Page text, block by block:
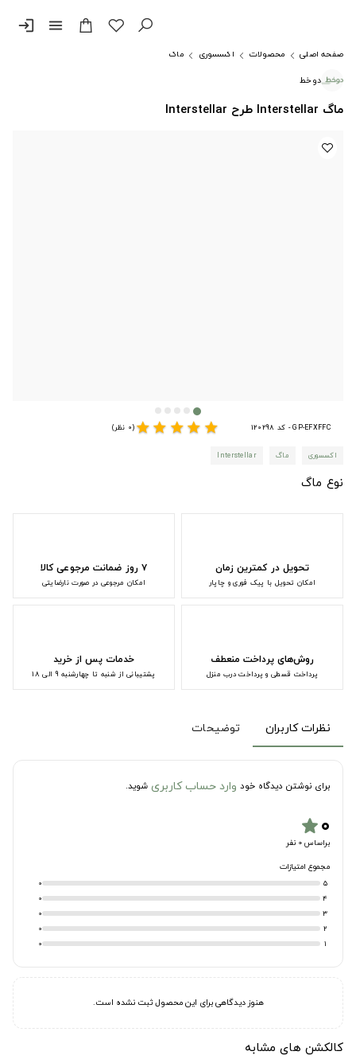
menu
login
صفحه اصلی محصولات اکسسوری
ماگ
دوخط
ماگ Interstellar طرح Interstellar
GP-EFXFFC - کد 120298 star
star
star
star
star(0 نظر)
اکسسوری ماگ Interstellar
نوع ماگ
تحویل در کمترین زمان
امکان تحویل با پیک فوری و چاپار
۷ روز ضمانت مرجوعی کالا
امکان مرجوعی در صورت نارضایتی
روش‌های پرداخت منعطف
پرداخت قسطی و پرداخت درب منزل
خدمات پس از خرید
پشتیبانی از شنبه تا چهارشنبه 9 الی 18
نظرات کاربران توضیحات
برای نوشتن دیدگاه خود وارد حساب کاربری شوید.
۰star
براساس 0 نفر
مجموع امتیازات
5
0
4
0
3
0
2
0
1
0
هنوز دیدگاهی برای این محصول ثبت نشده است.
کالکشن های مشابه